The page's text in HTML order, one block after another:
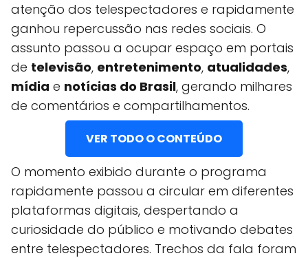
atenção dos telespectadores e rapidamente
ganhou repercussão nas redes sociais. O
assunto passou a ocupar espaço em portais
de televisão, entretenimento, atualidades,
mídia e notícias do Brasil, gerando milhares
de comentários e compartilhamentos.
VER TODO O CONTEÚDO
O momento exibido durante o programa
rapidamente passou a circular em diferentes
plataformas digitais, despertando a
curiosidade do público e motivando debates
entre telespectadores. Trechos da fala foram